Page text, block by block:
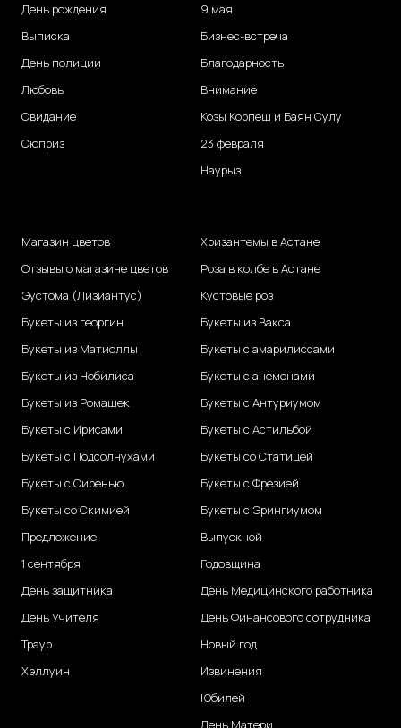
День рождения
Выписка
День полиции
Любовь
Свидание
Сюприз
9 мая
Бизнес-встреча
Благодарность
Внимание
Козы Корпеш и Баян Сулу
23 февраля
Наурыз
Магазин цветов
Отзывы о магазине цветов
Эустома (Лизиантус)
Букеты из георгин
Букеты из Матиоллы
Букеты из Нобилиса
Букеты из Ромашек
Букеты с Ирисами
Букеты с Подсолнухами
Букеты с Сиренью
Букеты со Скимией
Предложение
1 сентября
День защитника
День Учителя
Траур
Хэллуин
Хризантемы в Астане
Роза в колбе в Астане
Кустовые роз
Букеты из Вакса
Букеты с амарилиссами
Букеты с анемонами
Букеты с Антуриумом
Букеты с Астильбой
Букеты со Статицей
Букеты с Фрезией
Букеты с Эрингиумом
Выпускной
Годовщина
День Медицинского работника
День Финансового сотрудника
Новый год
Извинения
Юбилей
День Матери